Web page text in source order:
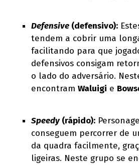
Defensive (defensivo):
tendem a cobrir uma
facilitando para que
defensivos consigam
o lado do adversário.
encontramWaluigi e
Speedy(rápido):
conseguem percorrer de
da quadra facilmente,
ligeiras. Neste grupo se